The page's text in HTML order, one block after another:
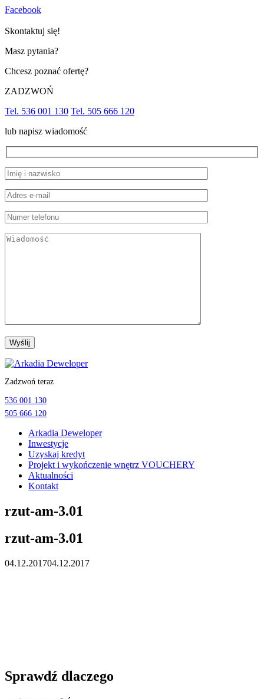
Facebook
Skontaktuj się!
Masz pytania?
Chcesz poznać ofertę?
ZADZWOŃ
Tel. 536 001 130 Tel. 505 666 120
lub napisz wiadomość
Przejdź
treści
Zadzwoń teraz
536 001 130
505 666 120
Arkadia Deweloper
Inwestycje
Uzyskaj kredyt
Projekt i wykończenie wnętrz VOUCHERY
Aktualności
Kontakt
rzut-am-3.01
rzut-am-3.01
04.12.201704.12.2017
Sprawdź dlaczego